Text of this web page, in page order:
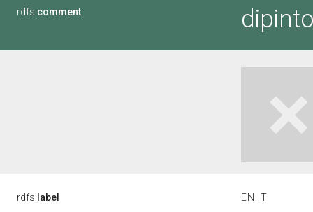
rdfs:comment
rdfs: label EN IT